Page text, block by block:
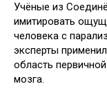
Учёные из
имитировать
человека с
эксперты
область первичной
мозга.